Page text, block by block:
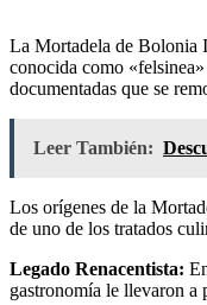
La Mortadela de Bolonia
conocida como
documentadas que se
Leer También:
Los orígenes de la
de uno de los tratados
Legado Renacentista:
gastronomía le llevaron a